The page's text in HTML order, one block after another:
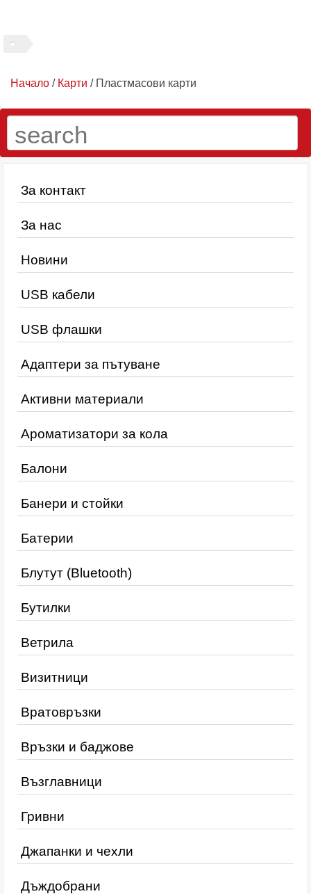
Начало / Карти / Пластмасови карти
За контакт
За нас
Новини
USB кабели
USB флашки
Адаптери за пътуване
Активни материали
Ароматизатори за кола
Балони
Банери и стойки
Батерии
Блутут (Bluetooth)
Бутилки
Ветрила
Визитници
Вратовръзки
Връзки и баджове
Възглавници
Гривни
Джапанки и чехли
Дъждобрани